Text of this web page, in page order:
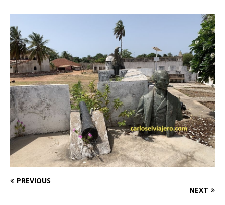
PREVIOUS
NEXT